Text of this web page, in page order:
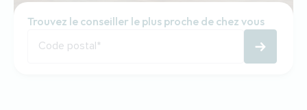
Trouvez le conseiller le plus proche de chez vous
Code postal*